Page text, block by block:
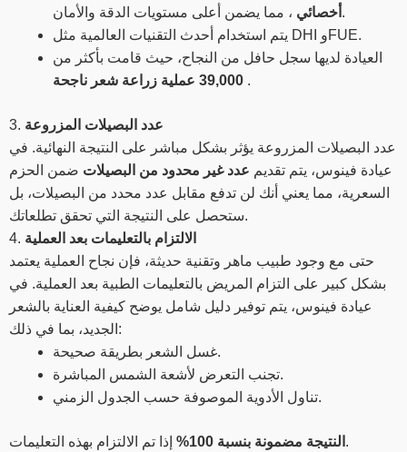
أخصائي ، مما يضمن أعلى مستويات الدقة والأمان.
يتم استخدام أحدث التقنيات العالمية مثل DHI وFUE.
العيادة لديها سجل حافل من النجاح، حيث قامت بأكثر من
.
3. عدد البصيلات المزروعة
عدد البصيلات المزروعة يؤثر بشكل مباشر على النتيجة النهائية. في
عيادة فينوس، يتم تقديم عدد غير محدود من البصيلات ضمن الحزم
السعرية، مما يعني أنك لن تدفع مقابل عدد محدد من البصيلات، بل
ستحصل على النتيجة التي تحقق تطلعاتك.
4. الالتزام بالتعليمات بعد العملية
حتى مع وجود طبيب ماهر وتقنية حديثة، فإن نجاح العملية يعتمد
بشكل كبير على التزام المريض بالتعليمات الطبية بعد العملية. في
عيادة فينوس، يتم توفير دليل شامل يوضح كيفية العناية بالشعر
الجديد، بما في ذلك:
غسل الشعر بطريقة صحيحة.
تجنب التعرض لأشعة الشمس المباشرة.
تناول الأدوية الموصوفة حسب الجدول الزمني.
النتيجة مضمونة بنسبة 100% إذا تم الالتزام بهذه التعليمات.